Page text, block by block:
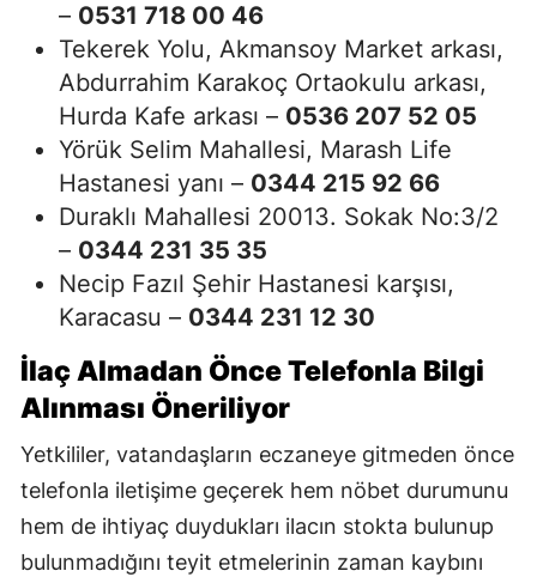
– 0531 718 00 46
Tekerek Yolu, Akmansoy Market arkası,
Abdurrahim Karakoç Ortaokulu arkası,
Hurda Kafe arkası – 0536 207 52 05
Yörük Selim Mahallesi, Marash Life
Hastanesi yanı – 0344 215 92 66
Duraklı Mahallesi 20013. Sokak No:3/2
– 0344 231 35 35
Necip Fazıl Şehir Hastanesi karşısı,
Karacasu – 0344 231 12 30
İlaç Almadan Önce Telefonla Bilgi
Alınması Öneriliyor
Yetkililer, vatandaşların eczaneye gitmeden önce
telefonla iletişime geçerek hem nöbet durumunu
hem de ihtiyaç duydukları ilacın stokta bulunup
bulunmadığını teyit etmelerinin zaman kaybını